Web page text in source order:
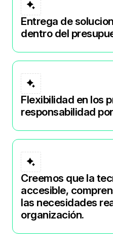
Entrega de
dentro del
Flexibilidad en los
responsabilidad
Creemos que la
accesible,
las necesidades
organización.